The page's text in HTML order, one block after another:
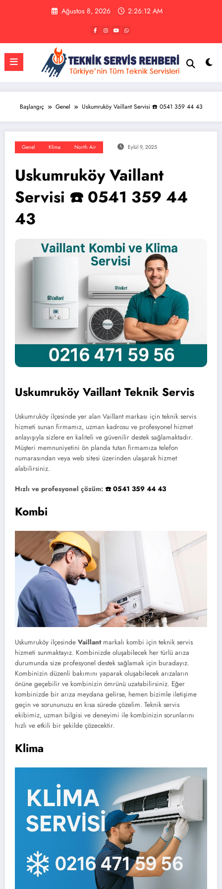
Ağustos 8, 2026 2:26:12 AM
Başlangıç Genel Uskumruköy Vaillant Servisi ☎️ 0541 359 44 43
Genel Klima North Air Eylül 9, 2025
Uskumruköy Vaillant
Servisi ☎️ 0541 359 44
43
Uskumruköy Vaillant Teknik Servis
Uskumruköy ilçesinde yer alan Vaillant markası için teknik servis
hizmeti sunan firmamız, uzman kadrosu ve profesyonel hizmet
anlayışıyla sizlere en kaliteli ve güvenilir destek sağlamaktadır.
Müşteri memnuniyetini ön planda tutan firmamıza telefon
numarasından veya web sitesi üzerinden ulaşarak hizmet
alabilirsiniz.
Hızlı ve profesyonel çözüm: ☎️ 0541 359 44 43
Kombi
Uskumruköy ilçesinde Vaillantmarkalı kombi için teknik servis
hizmeti sunmaktayız. Kombinizde oluşabilecek her türlü arıza
durumunda size profesyonel destek sağlamak için buradayız.
Kombinizin düzenli bakımını yaparak oluşabilecek arızaların
önüne geçebilir ve kombinizin ömrünü uzatabilirsiniz. Eğer
kombinizde bir arıza meydana gelirse, hemen bizimle iletişime
geçin ve sorununuzu en kısa sürede çözelim. Teknik servis
ekibimiz, uzman bilgisi ve deneyimi ile kombinizin sorunlarını
hızlı ve etkili bir şekilde çözecektir.
Klima